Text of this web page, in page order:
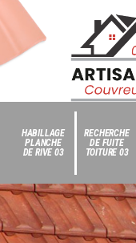
HABILLAGE
PLANCHE
DE RIVE 03
RECHERCHE
DE FUITE
TOITURE 03